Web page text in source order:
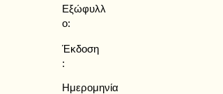
Εξώφυλλ
ο:
Έκδοση
:
Ημερομηνία